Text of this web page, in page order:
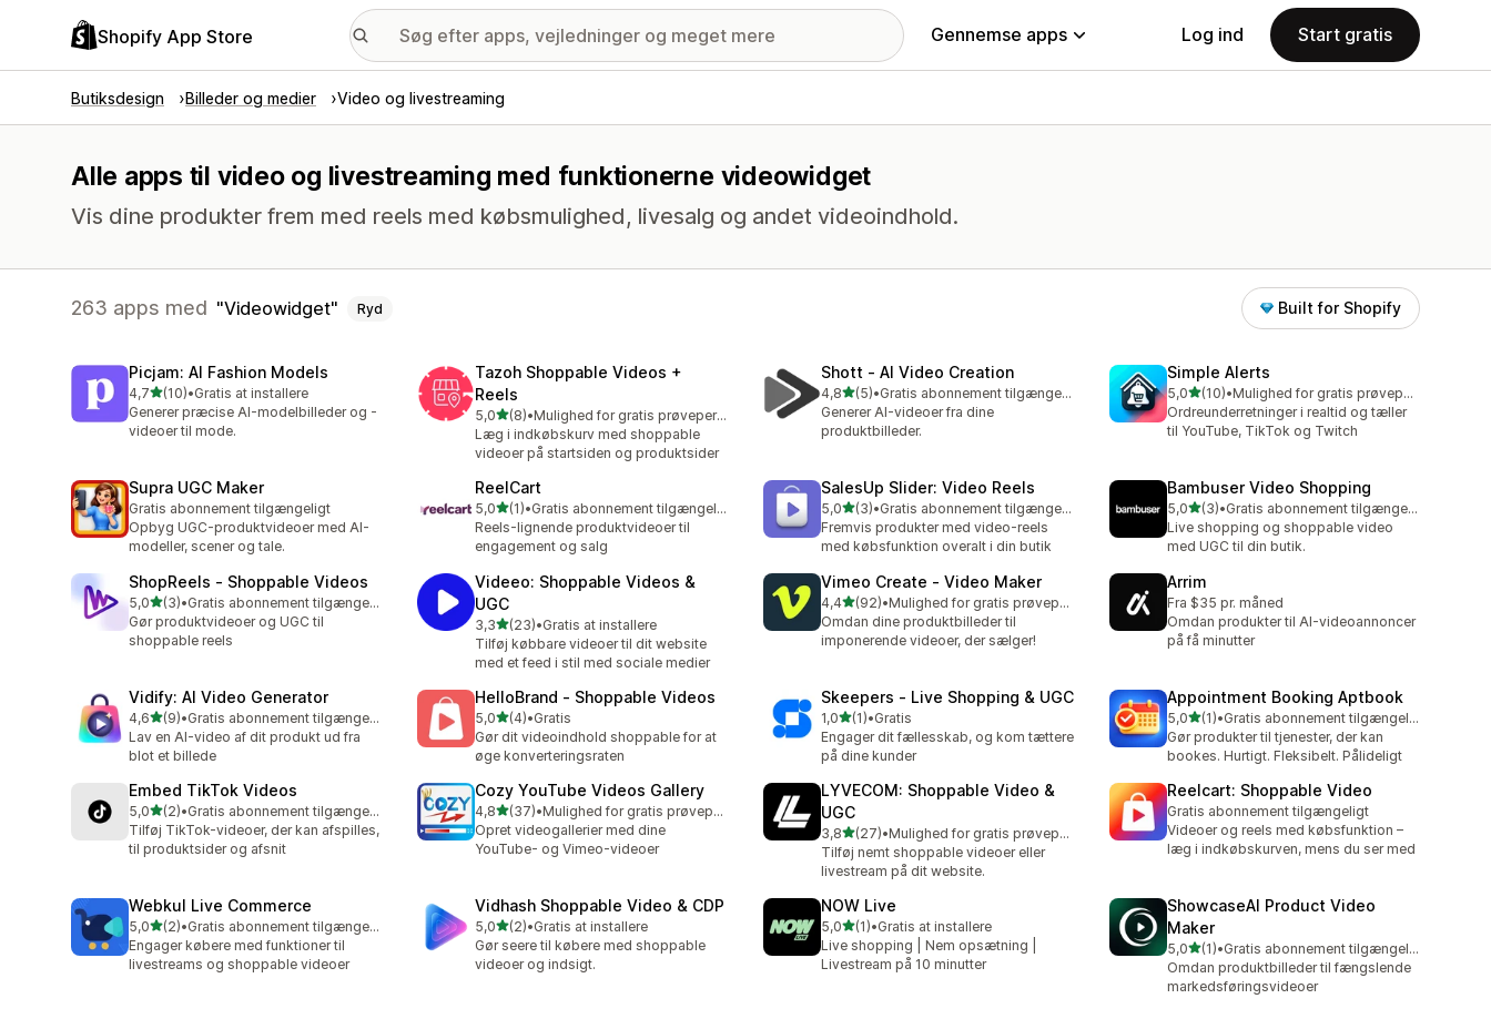
Shopify App Store Gennemse apps Log ind Start gratis
Butiksdesign Billeder og medier Video og livestreaming
Alle apps til video og livestreaming med funktionerne videowidget
Vis dine produkter frem med reels med købsmulighed, livesalg og andet videoindhold.
263 apps med Videowidget Ryd Built for Shopify
Picjam: AI Fashion Models
4,7ud af 5 stjerner
(10)
10 anmeldelser i alt
•Gratis at installere
Generer præcise AI-modelbilleder og -
videoer til mode.
Tazoh Shoppable Videos +
Reels
5,0ud af 5 stjerner
(8)
8 anmeldelser i alt
•
Mulighed for gratis prøveperiode
Læg i indkøbskurv med shoppable
videoer på startsiden og produktsider
Shott ‑ AI Video Creation
4,8ud af 5 stjerner
(5)
5 anmeldelser i alt
•
Gratis abonnement tilgængeligt
Generer AI-videoer fra dine
produktbilleder.
Simple Alerts
5,0ud af 5 stjerner
(10)
10 anmeldelser i alt
•
Mulighed for gratis prøveperiode
Ordreunderretninger i realtid og tæller
til YouTube, TikTok og Twitch
Supra UGC Maker
Gratis abonnement tilgængeligt
Opbyg UGC-produktvideoer med AI-
modeller, scener og tale.
ReelCart
5,0ud af 5 stjerner
(1)
1 anmeldelser i alt
•
Gratis abonnement tilgængeligt
Reels-lignende produktvideoer til
engagement og salg
SalesUp Slider: Video Reels
5,0ud af 5 stjerner
(3)
3 anmeldelser i alt
•
Gratis abonnement tilgængeligt
Fremvis produkter med video-reels
med købsfunktion overalt i din butik
Bambuser Video Shopping
5,0ud af 5 stjerner
(3)
3 anmeldelser i alt
•
Gratis abonnement tilgængeligt
Live shopping og shoppable video
med UGC til din butik.
ShopReels ‑ Shoppable Videos
5,0ud af 5 stjerner
(3)
3 anmeldelser i alt
•
Gratis abonnement tilgængeligt
Gør produktvideoer og UGC til
shoppable reels
Videeo: Shoppable Videos &
UGC
3,3ud af 5 stjerner
(23)
23 anmeldelser i alt
•Gratis at installere
Tilføj købbare videoer til dit website
med et feed i stil med sociale medier
Vimeo Create ‑ Video Maker
4,4ud af 5 stjerner
(92)
92 anmeldelser i alt
•
Mulighed for gratis prøveperiode
Omdan dine produktbilleder til
imponerende videoer, der sælger!
Arrim
Fra $35 pr. måned
Omdan produkter til AI-videoannoncer
på få minutter
Vidify: AI Video Generator
4,6ud af 5 stjerner
(9)
9 anmeldelser i alt
•
Gratis abonnement tilgængeligt
Lav en AI-video af dit produkt ud fra
blot et billede
HelloBrand ‑ Shoppable Videos
5,0ud af 5 stjerner
(4)
4 anmeldelser i alt
•Gratis
Gør dit videoindhold shoppable for at
øge konverteringsraten
Skeepers ‑ Live Shopping & UGC
1,0ud af 5 stjerner
(1)
1 anmeldelser i alt
•Gratis
Engager dit fællesskab, og kom tættere
på dine kunder
Appointment Booking Aptbook
5,0ud af 5 stjerner
(1)
1 anmeldelser i alt
•
Gratis abonnement tilgængeligt
Gør produkter til tjenester, der kan
bookes. Hurtigt. Fleksibelt. Pålideligt
Embed TikTok Videos
5,0ud af 5 stjerner
(2)
2 anmeldelser i alt
•
Gratis abonnement tilgængeligt
Tilføj TikTok-videoer, der kan afspilles,
til produktsider og afsnit
Cozy YouTube Videos Gallery
4,8ud af 5 stjerner
(37)
37 anmeldelser i alt
•
Mulighed for gratis prøveperiode
Opret videogallerier med dine
YouTube- og Vimeo-videoer
LYVECOM: Shoppable Video &
UGC
3,8ud af 5 stjerner
(27)
27 anmeldelser i alt
•
Mulighed for gratis prøveperiode
Tilføj nemt shoppable videoer eller
livestream på dit website.
Reelcart: Shoppable Video
Gratis abonnement tilgængeligt
Videoer og reels med købsfunktion –
læg i indkøbskurven, mens du ser med
Webkul Live Commerce
5,0ud af 5 stjerner
(2)
2 anmeldelser i alt
•
Gratis abonnement tilgængeligt
Engager købere med funktioner til
livestreams og shoppable videoer
Vidhash Shoppable Video & CDP
5,0ud af 5 stjerner
(2)
2 anmeldelser i alt
•Gratis at installere
Gør seere til købere med shoppable
videoer og indsigt.
NOW Live
5,0ud af 5 stjerner
(1)
1 anmeldelser i alt
•Gratis at installere
Live shopping | Nem opsætning |
Livestream på 10 minutter
ShowcaseAI Product Video
Maker
5,0ud af 5 stjerner
(1)
1 anmeldelser i alt
•
Gratis abonnement tilgængeligt
Omdan produktbilleder til fængslende
markedsføringsvideoer